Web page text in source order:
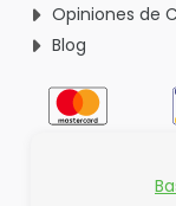
Opiniones de
Blog